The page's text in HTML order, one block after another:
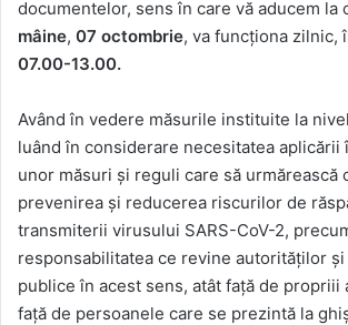
documentelor, sens în care vă aducem la
mâine, 07 octombrie, va funcționa zilnic,
07.00-13.00.
Având în vedere măsurile instituite la
luând în considerare necesitatea aplicării
unor măsuri și reguli care să urmărească
prevenirea și reducerea riscurilor de
transmiterii virusului SARS-CoV-2,
responsabilitatea ce revine autorităților
publice în acest sens, atât față de propriii
față de persoanele care se prezintă la